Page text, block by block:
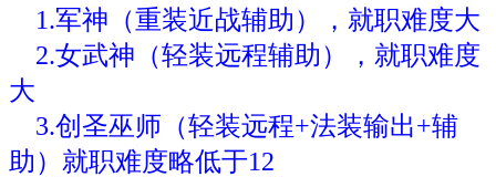
1.军神（重装近战辅助），就职难度大
2.女武神（轻装远程辅助）
，就职难度
大
3.创圣巫师（轻装远程+法装输出+辅
助）就职难度略低于12